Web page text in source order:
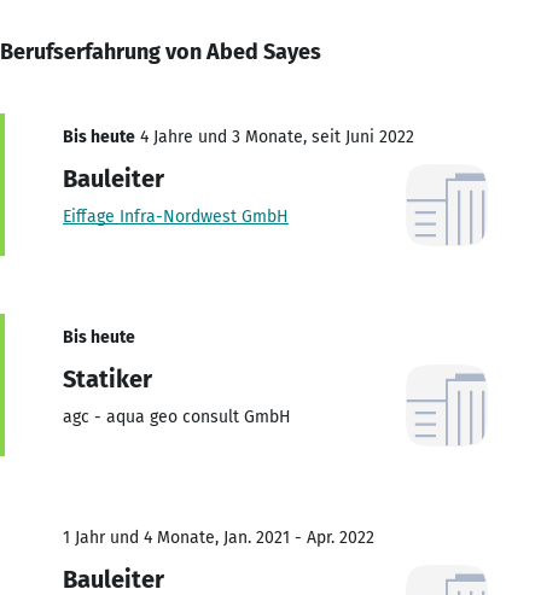
Berufserfahrung von Abed Sayes
Bis heute 4 Jahre und 3 Monate, seit Juni 2022
Bauleiter
Eiffage Infra-Nordwest GmbH
Bis heute
Statiker
agc - aqua geo consult GmbH
1 Jahr und 4 Monate, Jan. 2021 - Apr. 2022
Bauleiter